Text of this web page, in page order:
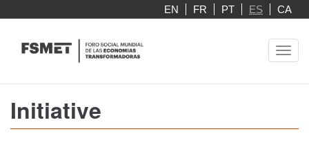
contenido
EN FR PT ES CA
Initiative